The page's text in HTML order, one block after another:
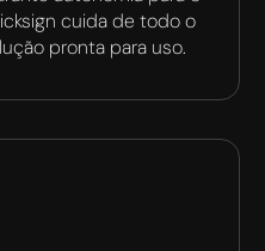
cuida de todo o
pronta para uso.